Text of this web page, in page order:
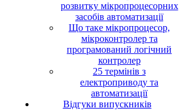
розвитку мікропроцесорних
засобів автоматизації
Що таке мікропроцесор,
мікроконтролер та
програмований логічний
контролер
25 термінів з
електроприводу та
автоматизації
Відгуки випускників